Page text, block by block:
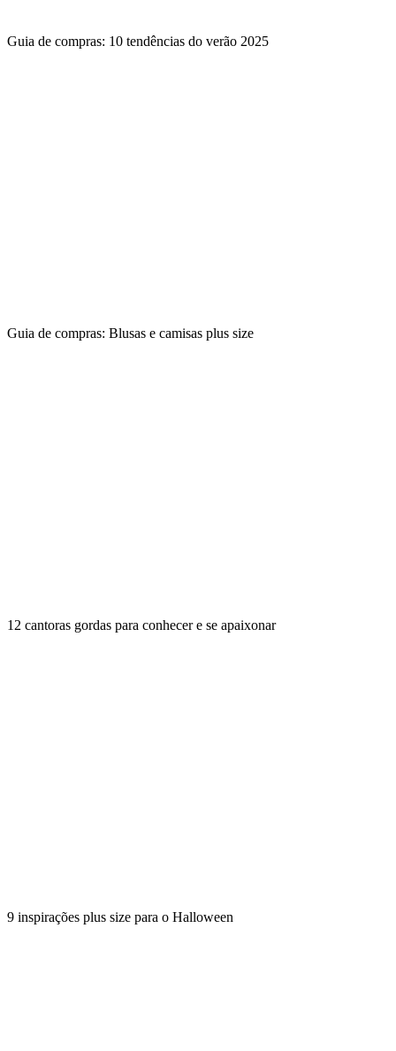
Guia de compras: 10 tendências do verão 2025
Guia de compras: Blusas e camisas plus size
12 cantoras gordas para conhecer e se apaixonar
9 inspirações plus size para o Halloween